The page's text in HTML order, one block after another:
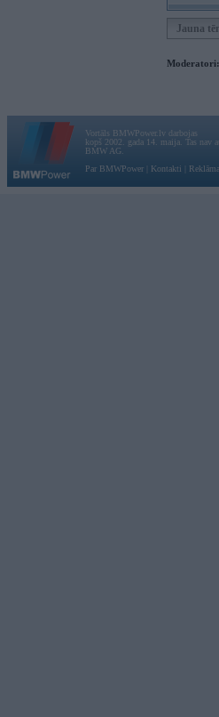
Jauna
Moderatori:
Vortāls BMWPower.lv darbojas
kopš 2002. gada 14. maija. Tas nav
BMW AG.
Par BMWPower
Kontakti Reklāma